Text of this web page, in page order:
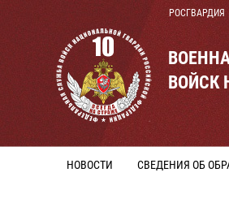
РОСГВАРДИЯ
ВОЙСК
НОВОСТИ СВЕДЕНИЯ ОБ